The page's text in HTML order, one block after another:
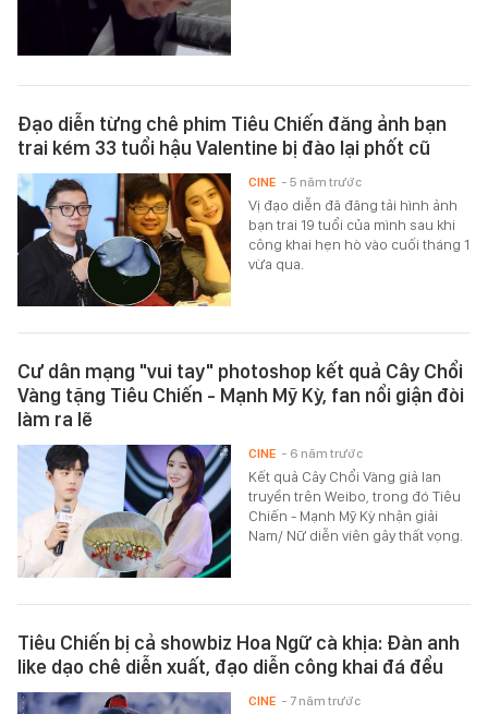
Đạo diễn từng chê phim Tiêu Chiến đăng ảnh bạn
trai kém 33 tuổi hậu Valentine bị đào lại phốt cũ
Vị đạo diễn đã đăng tải hình ảnh
bạn trai 19 tuổi của mình sau khi
công khai hẹn hò vào cuối tháng 1
vừa qua.
CINE - 5 năm trước
Cư dân mạng "vui tay" photoshop kết quả Cây Chổi
Vàng tặng Tiêu Chiến - Mạnh Mỹ Kỳ, fan nổi giận đòi
làm ra lẽ
Kết quả Cây Chổi Vàng giả lan
truyền trên Weibo, trong đó Tiêu
Chiến - Mạnh Mỹ Kỳ nhận giải
Nam/ Nữ diễn viên gây thất vọng.
CINE - 6 năm trước
Tiêu Chiến bị cả showbiz Hoa Ngữ cà khịa: Đàn anh
like dạo chê diễn xuất, đạo diễn công khai đá đểu
CINE - 7 năm trước